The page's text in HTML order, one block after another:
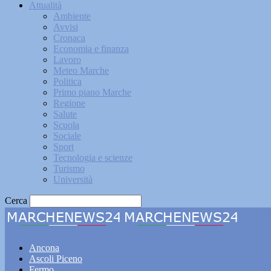
Attualità
Ambiente
Avvisi
Cronaca
Economia e finanza
Lavoro
Meteo Marche
Politica
Primo piano Marche
Regione
Salute
Scuola
Sociale
Sport
Tecnologia e scienze
Turismo
Università
Cerca
Ancona
Ascoli Piceno